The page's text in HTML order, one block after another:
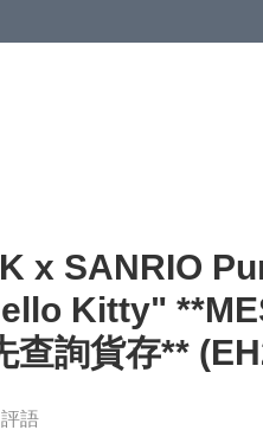
x SANRIO
Kitty"
查詢貨存**
語